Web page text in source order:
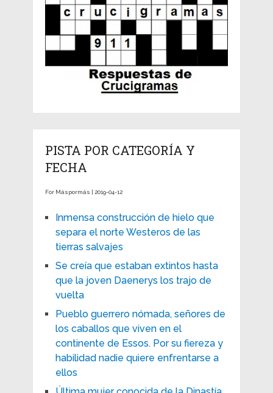
PISTA POR CATEGORÍA Y
FECHA
For Máspormás | 2019-04-12
Inmensa construcción de hielo que
separa el norte Westeros de las
tierras salvajes
Se creía que estaban extintos hasta
que la joven Daenerys los trajo de
vuelta
Pueblo guerrero nómada, señores de
los caballos que viven en el
continente de Essos. Por su fiereza y
habilidad nadie quiere enfrentarse a
ellos